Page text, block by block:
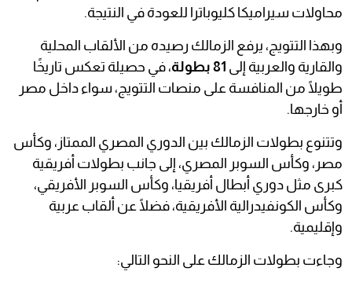
محاولات سيراميكا كليوباترا للعودة في النتيجة.
وبهذا التتويج، يرفع الزمالك رصيده من الألقاب المحلية
والقارية والعربية إلى 81 بطولة
، في حصيلة تعكس تاريخًا
طويلًا من المنافسة على منصات التتويج، سواء داخل مصر
أو خارجها.
وتتنوع بطولات الزمالك بين الدوري المصري الممتاز، وكأس
مصر، وكأس السوبر المصري، إلى جانب بطولات أفريقية
كبرى مثل دوري أبطال أفريقيا، وكأس السوبر الأفريقي،
وكأس الكونفيدرالية الأفريقية، فضلًا عن ألقاب عربية
وإقليمية.
وجاءت بطولات الزمالك على النحو التالي: